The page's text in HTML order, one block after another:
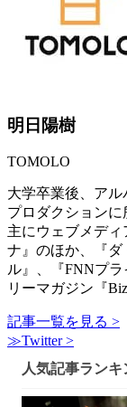
明日陽樹
TOMOLO
大学卒業後、ア
プロダクションに
主にウェブメデ
ナ』のほか、『
ル』、『FNNプ
リーマガジン『
記事一覧を見る >
≫Twitter >
人気記事ランキ